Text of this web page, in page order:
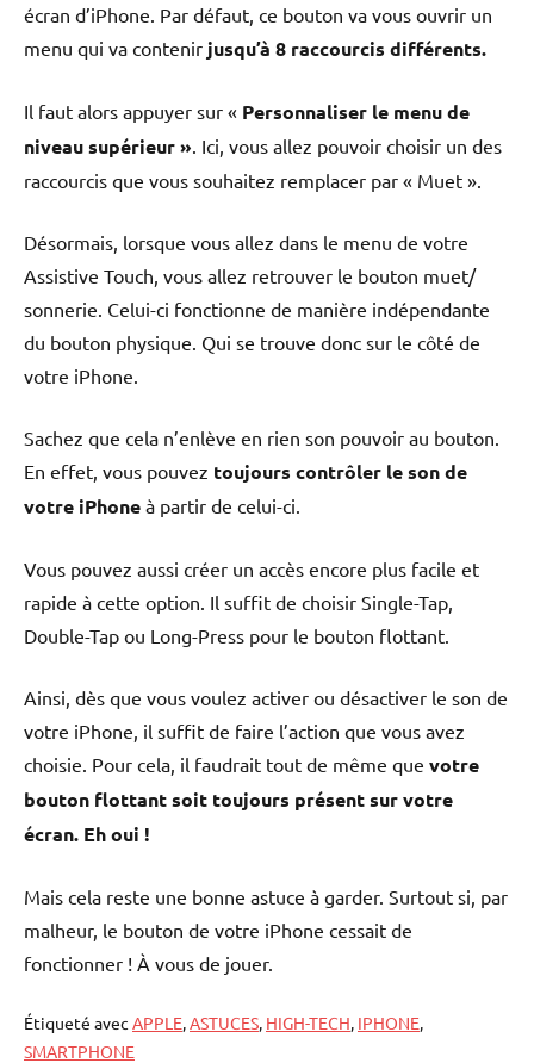
écran d’iPhone. Par défaut, ce bouton va vous ouvrir un
menu qui va contenir jusqu’à 8 raccourcis différents.
Il faut alors appuyer sur « Personnaliser le menu de
niveau supérieur » . Ici, vous allez pouvoir choisir un des
raccourcis que vous souhaitez remplacer par « Muet ».
Désormais, lorsque vous allez dans le menu de votre
Assistive Touch, vous allez retrouver le bouton muet/
sonnerie. Celui-ci fonctionne de manière indépendante
du bouton physique. Qui se trouve donc sur le côté de
votre iPhone.
Sachez que cela n’enlève en rien son pouvoir au bouton.
En effet, vous pouvez toujours contrôler le son de
votre iPhone à partir de celui-ci.
Vous pouvez aussi créer un accès encore plus facile et
rapide à cette option. Il suffit de choisir Single-Tap,
Double-Tap ou Long-Press pour le bouton flottant.
Ainsi, dès que vous voulez activer ou désactiver le son de
votre iPhone, il suffit de faire l’action que vous avez
choisie. Pour cela, il faudrait tout de même que votre
bouton flottant soit toujours présent sur votre
écran. Eh oui !
Mais cela reste une bonne astuce à garder. Surtout si, par
malheur, le bouton de votre iPhone cessait de
fonctionner ! À vous de jouer.
Étiqueté avec APPLE,ASTUCES, HIGH-TECH, IPHONE,
SMARTPHONE